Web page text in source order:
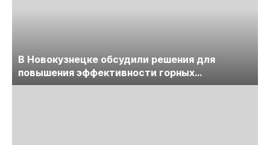
В Новокузнецке обсудили решения для
повышения эффективности горных
предприятий